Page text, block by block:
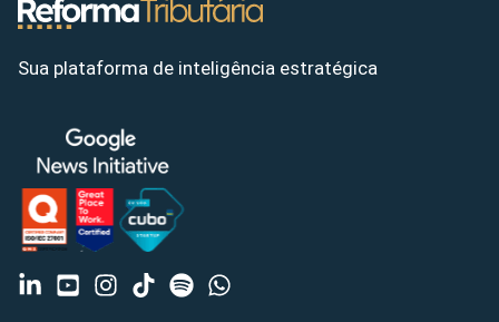
Sua plataforma de inteligência estratégica